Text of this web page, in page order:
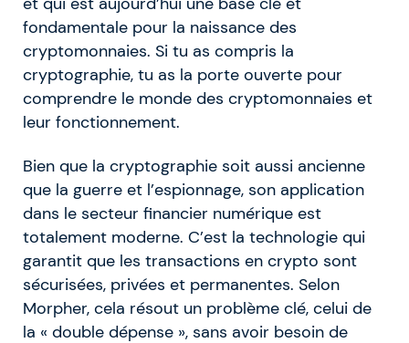
fondamentale pour la naissance des
cryptomonnaies. Si tu as compris la
cryptographie, tu as la porte ouverte pour
comprendre le monde des cryptomonnaies et
leur fonctionnement.
Bien que la cryptographie soit aussi ancienne
que la guerre et l’espionnage, son application
dans le secteur financier numérique est
totalement moderne. C’est la technologie qui
garantit que les transactions en crypto sont
sécurisées, privées et permanentes. Selon
Morpher, cela résout un problème clé, celui de
la « double dépense », sans avoir besoin de